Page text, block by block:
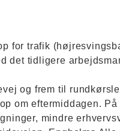
for trafik
det tidligere
og frem til
om eftermiddagen.
mindre